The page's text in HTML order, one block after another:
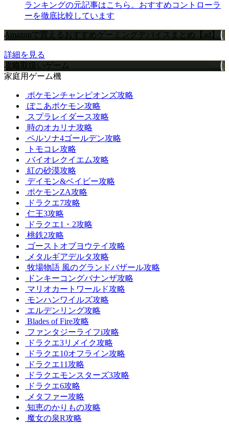
ランキングの元記事はこちら。おすすめコントローラ
ーを徹底比較しています
Amazonで買えるおすすめゲーミングデバイスまとめ【ad】
詳細を見る
攻略取扱いゲーム
家庭用ゲーム機
ポケモンチャンピオンズ攻略
ぽこあポケモン攻略
スプラレイダース攻略
時のオカリナ攻略
ペルソナ4ゴールデン攻略
トモコレ攻略
バイオレクイエム攻略
紅の砂漠攻略
デイモン&ベイビー攻略
ポケモンZA攻略
ドラクエ7攻略
仁王3攻略
ドラクエ1・2攻略
桃鉄2攻略
ゴーストオブヨウテイ攻略
メタルギアデルタ攻略
牧場物語 風のグランドバザール攻略
ドンキーコングバナンザ攻略
マリオカートワールド攻略
モンハンワイルズ攻略
エルデンリング攻略
Blades of Fire攻略
ファンタジーライフi攻略
ドラクエ3リメイク攻略
ドラクエ10オフライン攻略
ドラクエ11攻略
ドラクエモンスターズ3攻略
ドラクエ6攻略
メタファー攻略
知恵のかりもの攻略
魔女の泉R攻略